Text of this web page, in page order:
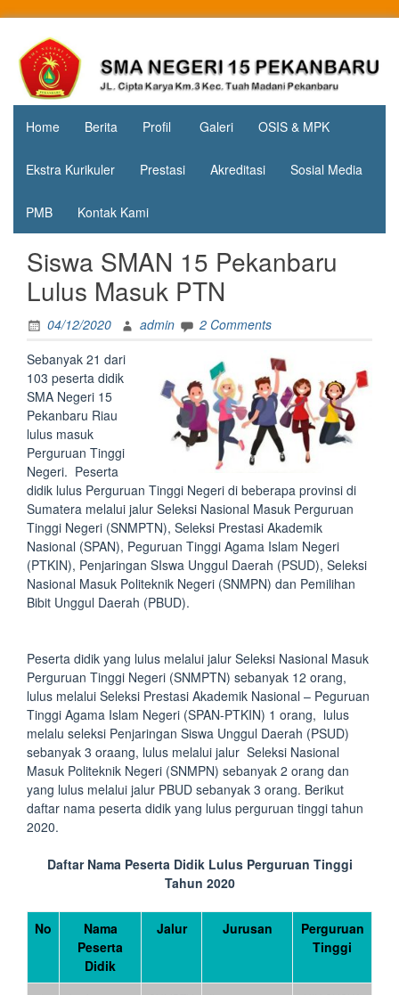
contentSMA
Negeri 15
Pekanbaru
Jl. Cipta
Karya
KM.3, Kec.
Tuah
Madani,
Home Berita Profil Galeri OSIS & MPK
Ekstra Kurikuler Prestasi Akreditasi Sosial Media
PMB Kontak Kami
Siswa SMAN 15 Pekanbaru
Lulus Masuk PTN
04/12/2020 admin
2 Comments
Sebanyak 21 dari
103 peserta didik
SMA Negeri 15
Pekanbaru Riau
lulus masuk
Perguruan Tinggi
Negeri. Peserta
didik lulus Perguruan Tinggi Negeri di beberapa provinsi di
Sumatera melalui jalur Seleksi Nasional Masuk Perguruan
Tinggi Negeri (SNMPTN), Seleksi Prestasi Akademik
Nasional (SPAN), Peguruan Tinggi Agama Islam Negeri
(PTKIN), Penjaringan SIswa Unggul Daerah (PSUD), Seleksi
Nasional Masuk Politeknik Negeri (SNMPN) dan Pemilihan
Bibit Unggul Daerah (PBUD).
Peserta didik yang lulus melalui jalur Seleksi Nasional Masuk
Perguruan Tinggi Negeri (SNMPTN) sebanyak 12 orang,
lulus melalui Seleksi Prestasi Akademik Nasional – Peguruan
Tinggi Agama Islam Negeri (SPAN-PTKIN) 1 orang, lulus
melalu seleksi Penjaringan Siswa Unggul Daerah (PSUD)
sebanyak 3 oraang, lulus melalui jalur Seleksi Nasional
Masuk Politeknik Negeri (SNMPN) sebanyak 2 orang dan
yang lulus melalui jalur PBUD sebanyak 3 orang. Berikut
daftar nama peserta didik yang lulus perguruan tinggi tahun
2020.
Daftar Nama Peserta Didik Lulus Perguruan Tinggi
Tahun 2020
No
Nama
Peserta
Didik
Jalur Jurusan
Perguruan
Tinggi